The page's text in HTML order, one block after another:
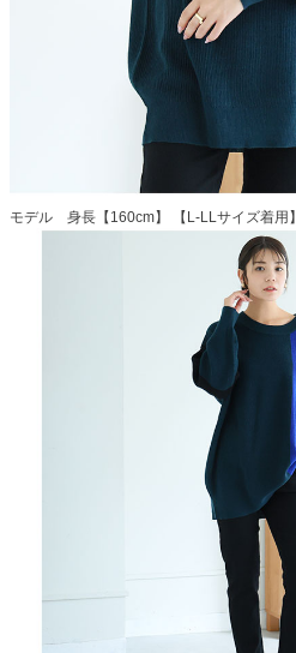
モデル 身長【160cm】 【L-LLサイズ着用】